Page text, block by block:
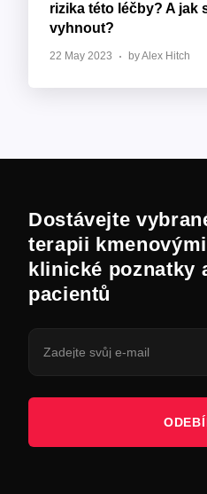
rizika této léčby? A jak
vyhnout?
22 May 2023 by Alex Hitch
Dostávejte
terapii
klinické poznatky
pacientů